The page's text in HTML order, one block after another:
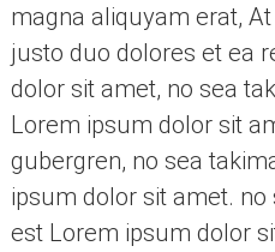
magna aliquyam erat,
justo duo dolores et ea
dolor sit amet, no sea
Lorem ipsum dolor sit
gubergren, no sea
ipsum dolor sit amet.
est Lorem ipsum dolor